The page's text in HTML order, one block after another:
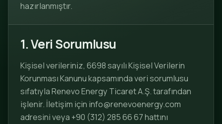
hazırlanmıştır.
1. Veri Sorumlusu
Kişisel verileriniz, 6698 sayılı Kişisel Verilerin
Korunması Kanunu kapsamında veri sorumlusu
sıfatıyla Renevo Energy Ticaret A.Ş. tarafından
işlenir. İletişim için info@renevoenergy.com
adresini veya +90 (312) 285 66 67hattını